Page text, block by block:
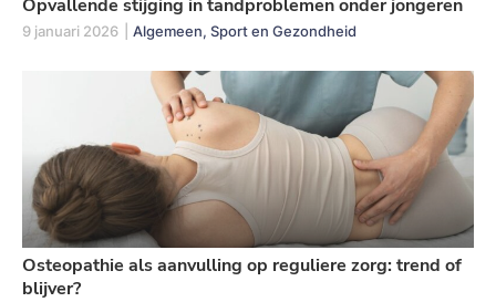
Opvallende stijging in tandproblemen onder jongeren
9 januari 2026 Algemeen, Sport en Gezondheid
Osteopathie als aanvulling op reguliere zorg: trend of
blijver?